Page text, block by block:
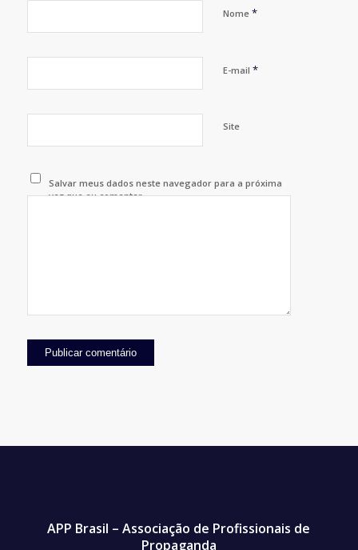
Nome *
E-mail *
Site
Salvar meus dados neste navegador para a próxima
vez que eu comentar.
APP Brasil – Associação de Profissionais de
Propaganda